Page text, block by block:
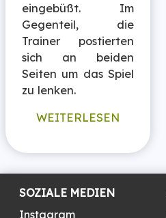
eingebüßt. Im
Gegenteil, die
Trainer postierten
sich an beiden
Seiten um das Spiel
zu lenken.
WEITERLESEN
SOZIALE MEDIEN
Instagram